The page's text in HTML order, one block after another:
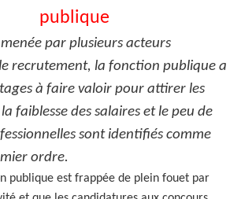
publique
par plusieurs acteurs
recrutement, la fonction publique a
à faire valoir pour attirer les
faiblesse des salaires et le peu de
sont identifiés comme
ordre.
publique est frappée de plein fouet par